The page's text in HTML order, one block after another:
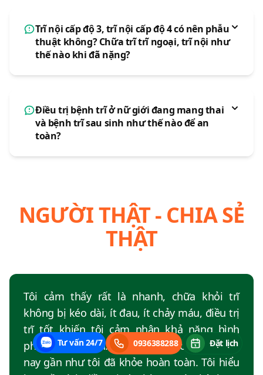
Trĩ nội cấp độ 3, trĩ nội cấp độ 4 có nên phẫu
thuật không? Chữa trĩ trĩ ngoại, trĩ nội như
thế nào khi đã nặng?
Điều trị bệnh trĩ ở nữ giới đang mang thai
và bệnh trĩ sau sinh như thế nào để an
toàn?
NGƯỜI THẬT - CHIA SẺ
THẬT
Tôi cảm thấy rất là nhanh, chữa khỏi trĩ
không bị kéo dài, ít đau, ít chảy máu, điều trị
trĩ tốt khiến tôi cảm nhận khả năng bình
phục nhanh hơn. Hôm qua thực hiện, hôm
nay gần như tôi đã khỏe hoàn toàn. Tôi hiểu
Tư vấn 24/7 0936388288 Đặt lịch